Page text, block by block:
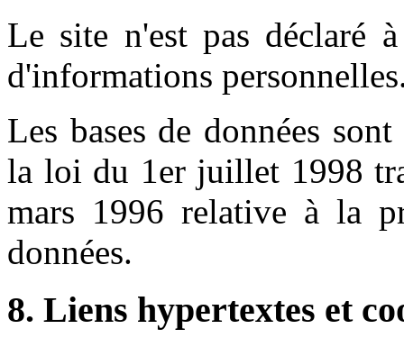
Le site n'est pas déclaré
d'informations
Les bases de données
la loi du 1er juillet 1998
mars 1996 relative à la
données.
8. Liens hypertextes et